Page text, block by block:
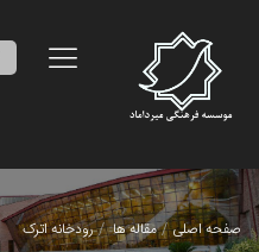
صفحه اصلی مقاله ها رودخانه اترک